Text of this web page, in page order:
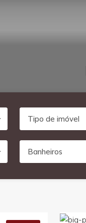
Tipo de imóvel
Banheiros